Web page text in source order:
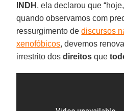
INDH , ela declarou que
quando observamos com
ressurgimento dediscursos
xenofóbicos, devemos
irrestrito dosdireitos que